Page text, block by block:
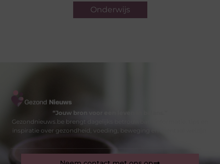
Onderwijs
“Jouw bron voor een leven in balans.”
Gezondnieuws.be brengt dagelijks betrouwbare informatie, tips en
inspiratie over gezondheid, voeding, beweging en mentaal welzijn.